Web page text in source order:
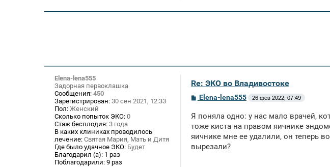
Elena-lena555
Задорная первоклашка
Сообщения: 450
Зарегистрирован: 30 сен 2021, 12:33
Пол: Женский
Сколько попыток ЭКО: 0
Стаж бесплодия: 3 года
В каких клиниках проводилось
лечение: Святая Мария, Мать и Дитя
Где было удачное ЭКО: Будет
Благодарил (а): 1 раз
Поблагодарили: 9 раз
Re: ЭКО во Владивостоке
С
б
щ
н
и
Elena-lena555 26 фев 2022, 07:49
Я поняла одно: у нас мало врачей,
тоже киста на правом яичнике
яичнике мне ее удалили, он теперь
вырезали?